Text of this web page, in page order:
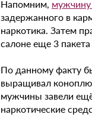
Напомним,
задержанного в
наркотика. Затем
салоне еще 3
По данному факту
выращивал коноплю
мужчины завели
наркотические